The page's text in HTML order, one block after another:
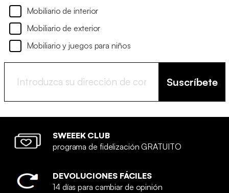
Mobiliario de interior
Mobiliario de exterior
Mobiliario y juegos para niños
Suscríbete
SWEEEK CLUB
programa de fidelización GRATUITO
DEVOLUCIONES FÁCILES
14 días para cambiar de opinión